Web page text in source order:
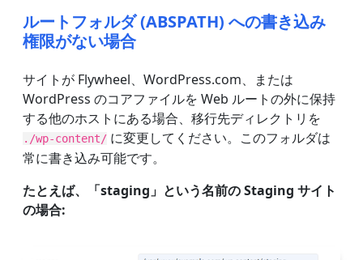
ルートフォルダ (ABSPATH) への書き込み
権限がない場合
サイトが Flywheel、WordPress.com、または
WordPress のコアファイルを Web ルートの外に保持
する他のホストにある場合、移行先ディレクトリを
./wp-content/ に変更してください。このフォルダは
常に書き込み可能です。
たとえば、「staging」という名前の Staging サイト
の場合: